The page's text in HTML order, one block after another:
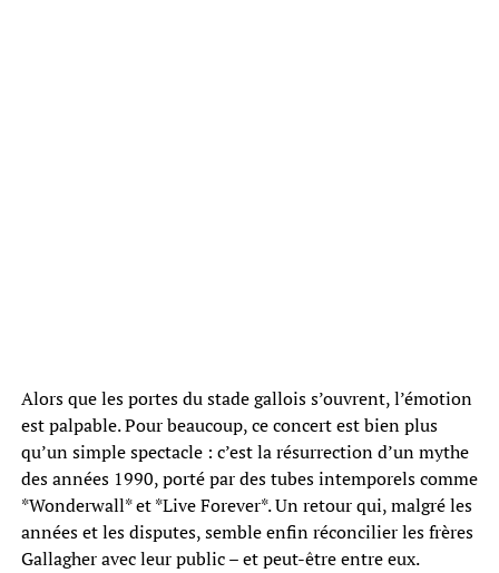
Alors que les portes du stade gallois s’ouvrent, l’émotion
est palpable. Pour beaucoup, ce concert est bien plus
qu’un simple spectacle : c’est la résurrection d’un mythe
des années 1990, porté par des tubes intemporels comme
*Wonderwall* et *Live Forever*. Un retour qui, malgré les
années et les disputes, semble enfin réconcilier les frères
Gallagher avec leur public – et peut-être entre eux.